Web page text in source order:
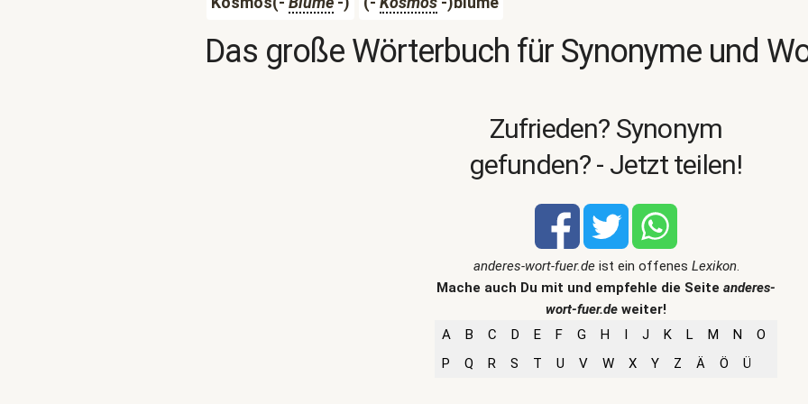
Das große Wörterbuch für Synonyme und
Zufrieden? Synonym
gefunden? - Jetzt teilen!
anderes-wort-fuer.deist ein offenes Lexikon.
Mache auch Du mit und empfehle die Seite anderes-
wort-fuer.de weiter!
A
B C D E F G H I J K L M N
O
P
Q R S T U V W X Y Z Ä Ö Ü